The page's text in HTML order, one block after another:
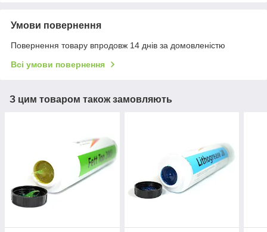
Умови повернення
Повернення товару впродовж 14 днів за домовленістю
Всі умови повернення
З цим товаром також замовляють